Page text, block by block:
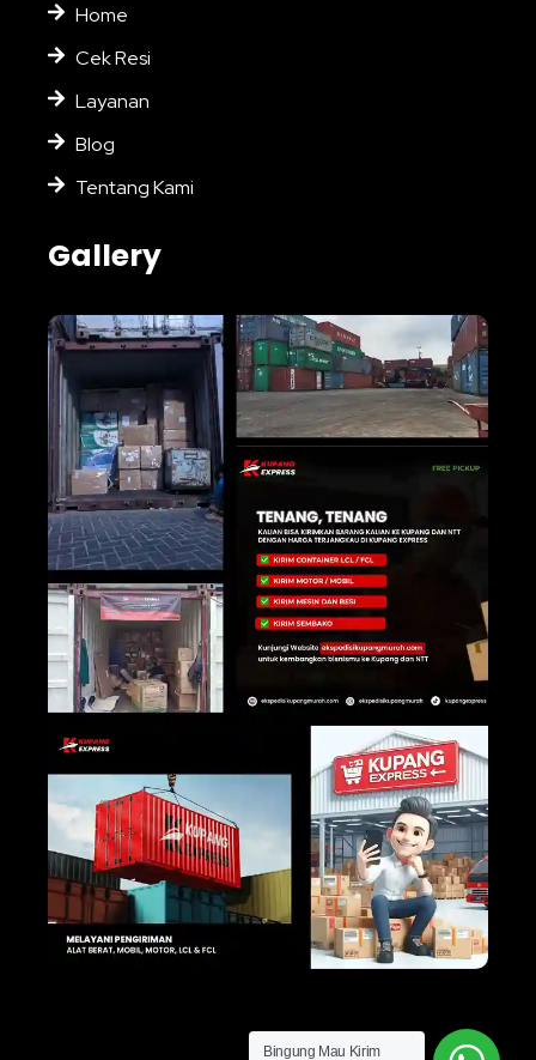
Home
Cek Resi
Layanan
Blog
Tentang Kami
Gallery
Bingung Mau Kirim